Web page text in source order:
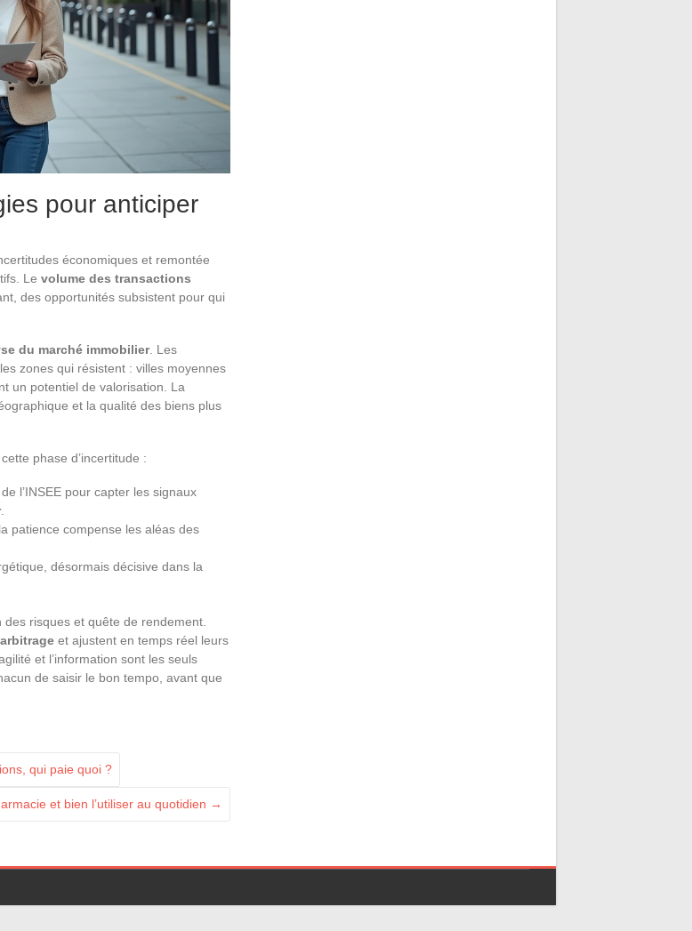
pour anticiper
économiques et remontée
Le volume des transactions
des opportunités subsistent pour qui
du marché immobilier. Les
zones qui résistent : villes moyennes
un potentiel de valorisation. La
et la qualité des biens plus
phase d’incertitude :
l’INSEE pour capter les signaux
.
patience compense les aléas des
désormais décisive dans la
risques et quête de rendement.
et ajustent en temps réel leurs
et l’information sont les seuls
de saisir le bon tempo, avant que
qui paie quoi ?
et bien l’utiliser au quotidien →